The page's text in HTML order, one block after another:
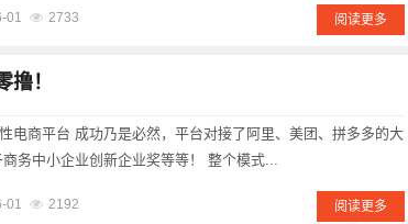
01 2733 阅读更多
！
电商平台 成功乃是必然，平台对接了阿里、美团、拼多多的大
务中小企业创新企业奖等等！ 整个模式...
01 2192 阅读更多